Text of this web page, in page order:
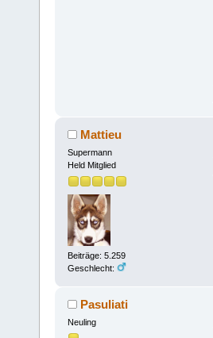
Mattieu
Supermann
Held Mitglied
Beiträge: 5.259
Geschlecht:
Pasuliati
Neuling